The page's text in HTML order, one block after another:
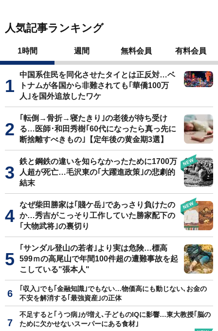
人気記事ランキング
1時間 週間 無料会員 有料会員
中国系住民を同化させたタイとは正反対…ベ
トナムが各国から非難されても｢華僑100万
人｣を国外追放したワケ
｢転倒→骨折→寝たきり｣の老後が待ち受け
る…医師･和田秀樹｢60代になったら真っ先に
断捨離すべきもの｣【定年後の黄金期3選】
鉄と鋼鉄の違いを知らなかったために1700万
人超が死亡…毛沢東の｢大躍進政策｣の悲劇的
結末
なぜ柴田勝家は｢賤ケ岳｣であっさり負けたの
か…秀吉がこっそり工作していた勝家配下の
｢大物武将｣の裏切り
｢サンダル登山の若者｣より実は危険…標高
599ｍの高尾山で年間100件超の遭難事故を起
こしている"張本人"
｢収入｣でも｢金融知識｣でもない…物価高にも動じない､お金の
不安を解消する｢最強資産｣の正体
不足すると｢うつ病｣が増え､子どものIQに影響…東大教授｢脳の
ために欠かせないスーパーにある食材｣